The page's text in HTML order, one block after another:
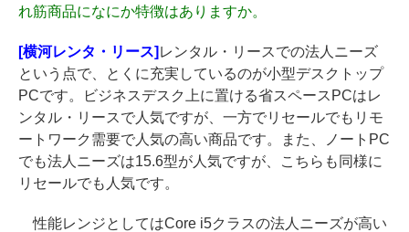
れ筋商品になにか特徴はありますか。
[横河レンタ・リース] レンタル・リースでの法人ニーズ
という点で、とくに充実しているのが小型デスクトップ
PCです。ビジネスデスク上に置ける省スペースPCはレ
ンタル・リースで人気ですが、一方でリセールでもリモ
ートワーク需要で人気の高い商品です。また、ノートPC
でも法人ニーズは15.6型が人気ですが、こちらも同様に
リセールでも人気です。
性能レンジとしてはCore i5クラスの法人ニーズが高い